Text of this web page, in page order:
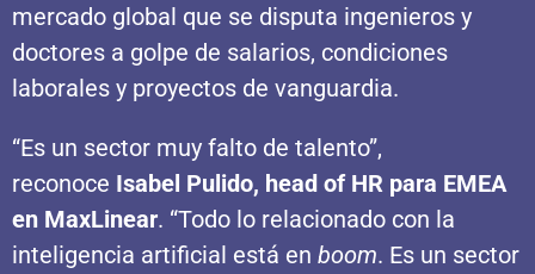
mercado global que se disputa ingenieros y
doctores a golpe de salarios, condiciones
laborales y proyectos de vanguardia.
“Es un sector muy falto de talento”,
reconoce Isabel Pulido, head of HR para EMEA
en MaxLinear. “Todo lo relacionado con la
inteligencia artificial está en boom. Es un sector